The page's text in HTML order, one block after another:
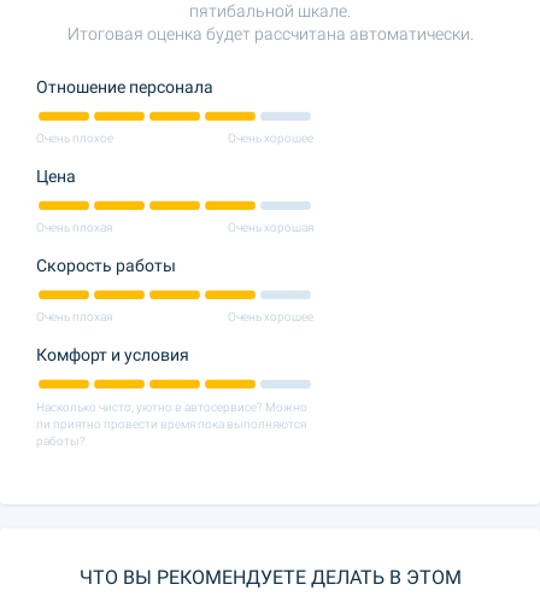
пятибальной шкале.
Итоговая оценка будет рассчитана автоматически.
Отношение персонала
Очень плохое Очень хорошее
Цена
Очень плохая Очень хорошая
Скорость работы
Очень плохая Очень хорошее
Комфорт и условия
Насколько чисто, уютно в автосервисе? Можно
ли приятно провести время пока выполняются
работы?
ЧТО ВЫ РЕКОМЕНДУЕТЕ ДЕЛАТЬ В ЭТОМ